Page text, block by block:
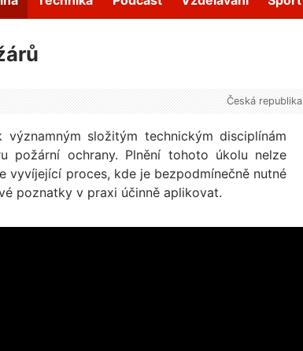
Česká republika
složitým technickým disciplínám
požární ochrany. Plnění tohoto úkolu nelze
vyvíjející proces, kde je bezpodmínečně nutné
poznatky v praxi účinně aplikovat.